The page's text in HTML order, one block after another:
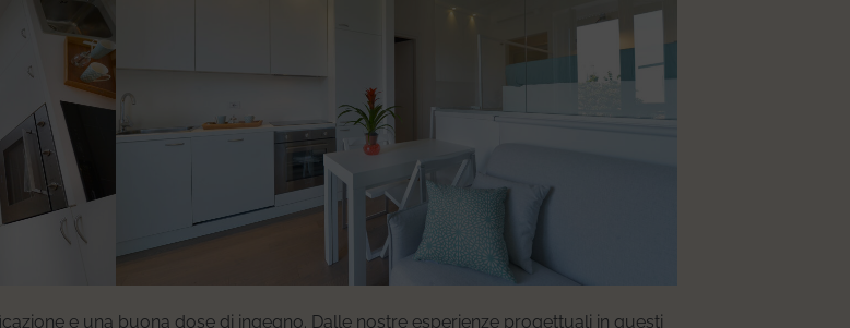
e una buona dose di ingegno. Dalle nostre esperienze progettuali in questi